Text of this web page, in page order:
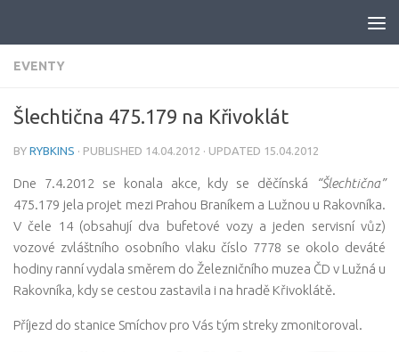
EVENTY
Šlechtična 475.179 na Křivoklát
BY RYBKINS · PUBLISHED 14.04.2012 · UPDATED 15.04.2012
Dne 7.4.2012 se konala akce, kdy se děčínská
“Šlechtična”
475.179 jela projet mezi Prahou Braníkem a Lužnou u Rakovníka.
V čele 14 (obsahují dva bufetové vozy a jeden servisní vůz)
vozové zvláštního osobního vlaku číslo 7778 se okolo deváté
hodiny ranní vydala směrem do Železničního muzea ČD v Lužná u
Rakovníka, kdy se cestou zastavila i na hradě Křivoklátě.
Příjezd do stanice Smíchov pro Vás tým streky zmonitoroval.